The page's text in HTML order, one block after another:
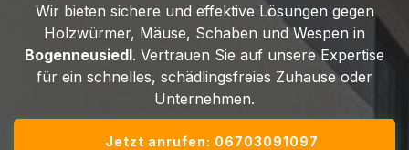
Wir bieten sichere und effektive Lösungen gegen
Holzwürmer, Mäuse, Schaben und Wespen in
Bogenneusiedl. Vertrauen Sie auf unsere Expertise
für ein schnelles, schädlingsfreies Zuhause oder
Unternehmen.
Jetzt anrufen: 06703091097